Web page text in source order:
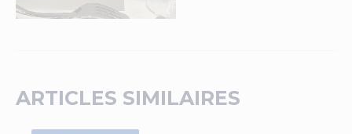
ARTICLES SIMILAIRES